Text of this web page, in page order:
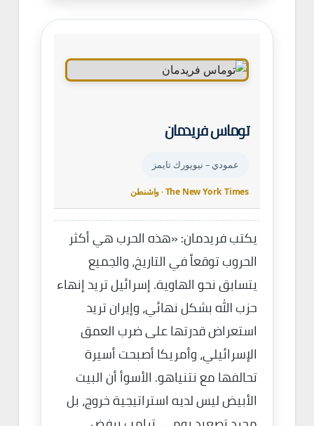
توماس فريدمان
عمودي – نيويورك تايمز
The New York Times · واشنطن
يكتب فريدمان: «هذه الحرب هي أكثر
الحروب توقعاً في التاريخ، والجميع
يتسابق نحو الهاوية. إسرائيل تريد إنهاء
حزب الله بشكل نهائي، وإيران تريد
استعراض قدرتها على ضرب العمق
الإسرائيلي، وأمريكا أصبحت أسيرة
تحالفها مع نتنياهو. الأسوأ أن البيت
الأبيض ليس لديه استراتيجية خروج، بل